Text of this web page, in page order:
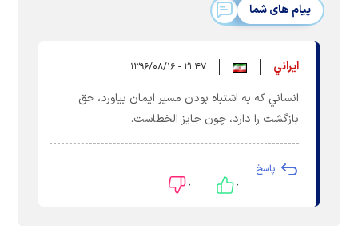
پیام های شما
ايراني ۲۱:۴۷ - ۱۳۹۶/۰۸/۱۶
انساني كه به اشتباه بودن مسير ايمان بياورد، حق
بازگشت را دارد، چون جايز الخطاست.
پاسخ
۰ ۰